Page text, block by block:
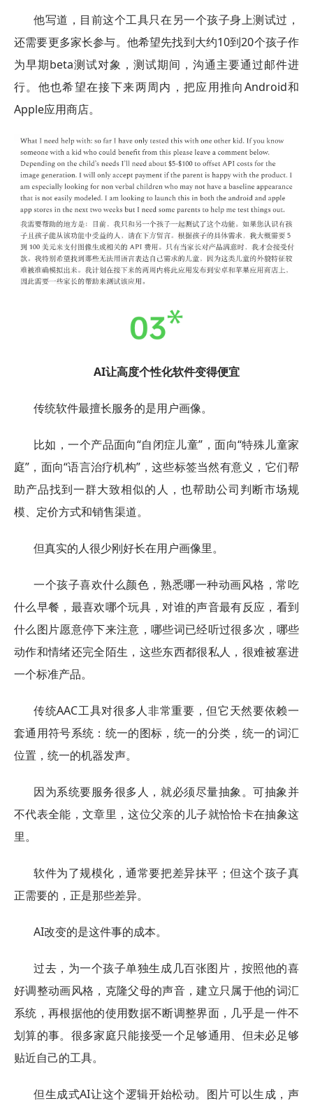
他写道，目前这个工具只在另一个孩子身上测试过，
还需要更多家长参与。他希望先找到大约10到20个孩子作
为早期beta测试对象，测试期间，沟通主要通过邮件进
行。他也希望在接下来两周内，把应用推向Android和
Apple应用商店。
AI让高度个性化软件变得便宜
传统软件最擅长服务的是用户画像。
比如，一个产品面向“自闭症儿童”，面向“特殊儿童家
庭”，面向“语言治疗机构”，这些标签当然有意义，它们帮
助产品找到一群大致相似的人，也帮助公司判断市场规
模、定价方式和销售渠道。
但真实的人很少刚好长在用户画像里。
一个孩子喜欢什么颜色，熟悉哪一种动画风格，常吃
什么早餐，最喜欢哪个玩具，对谁的声音最有反应，看到
什么图片愿意停下来注意，哪些词已经听过很多次，哪些
动作和情绪还完全陌生，这些东西都很私人，很难被塞进
一个标准产品。
传统AAC工具对很多人非常重要，但它天然要依赖一
套通用符号系统：统一的图标，统一的分类，统一的词汇
位置，统一的机器发声。
因为系统要服务很多人，就必须尽量抽象。可抽象并
不代表全能，文章里，这位父亲的儿子就恰恰卡在抽象这
里。
软件为了规模化，通常要把差异抹平；但这个孩子真
正需要的，正是那些差异。
AI改变的是这件事的成本。
过去，为一个孩子单独生成几百张图片，按照他的喜
好调整动画风格，克隆父母的声音，建立只属于他的词汇
系统，再根据他的使用数据不断调整界面，几乎是一件不
划算的事。很多家庭只能接受一个足够通用、但未必足够
贴近自己的工具。
但生成式AI让这个逻辑开始松动。图片可以生成，声